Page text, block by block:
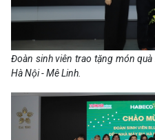
Đoàn sinh viên trao tặng món
Hà Nội - Mê Linh.